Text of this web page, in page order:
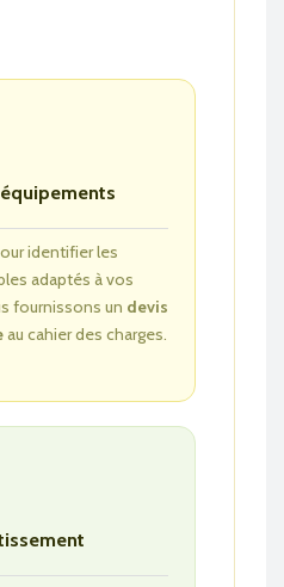
identifier les
adaptés à vos
fournissons un devis
au cahier des charges.